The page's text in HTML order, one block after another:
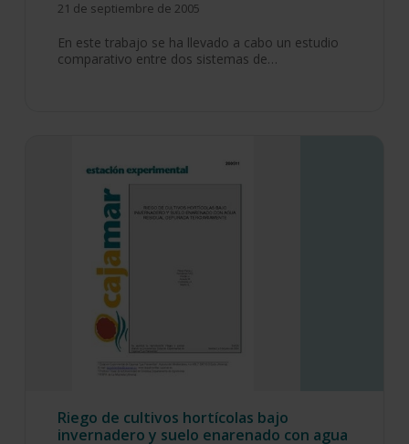
21 de septiembre de 2005
En este trabajo se ha llevado a cabo un estudio
comparativo entre dos sistemas de…
Riego de cultivos hortícolas bajo
invernadero y suelo enarenado con agua